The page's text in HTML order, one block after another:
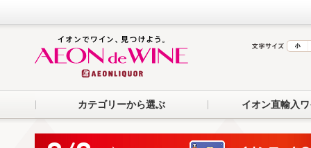
カテゴリーから選ぶ イオン直輸入